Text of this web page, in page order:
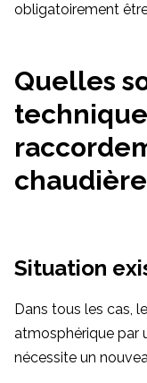
obligatoirement
Quelles
Situation
Dans tous les cas,
atmosphérique par
nécessite un